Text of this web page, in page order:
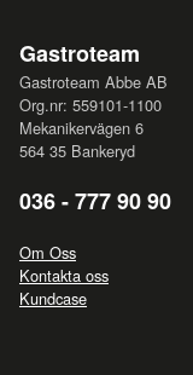
Gastroteam
Gastroteam Abbe AB
Org.nr: 559101-1100
Mekanikervägen 6
564 35 Bankeryd
036 - 777 90 90
Om Oss
Kontakta oss
Kundcase